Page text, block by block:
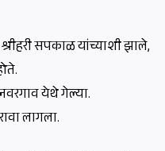
सपकाळ यांच्याशी झाले,
नवरगाव येथे गेल्या.
लागला.